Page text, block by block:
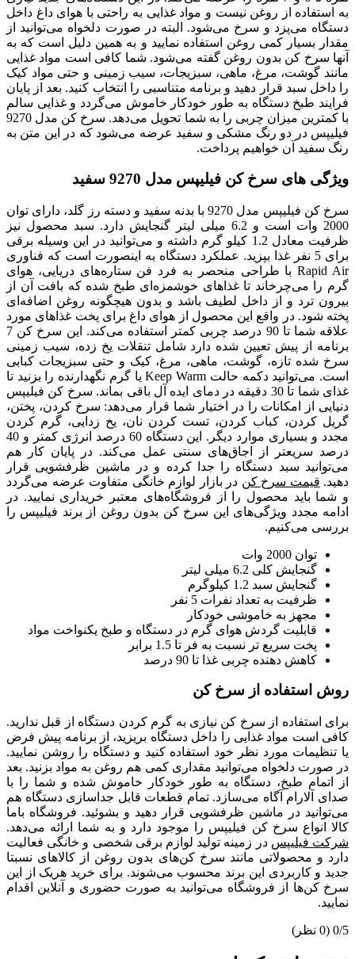
به استفاده از روغن نیست و مواد غذایی به راحتی با هوای داغ داخل
دستگاه می‌پزد و سرخ می‌شود. البته در صورت دلخواه می‌توانید از
مقدار بسیار کمی روغن استفاده نمایید و به همین دلیل است که به
آنها سرخ کن بدون روغن گفته می‌شود. شما کافی است مواد غذایی
مانند گوشت، مرغ، ماهی، سبزیجات، سیب زمینی و حتی مواد کیک
را داخل سبد قرار دهید و برنامه متناسبی را انتخاب کنید. بعد از پایان
فرایند طبخ دستگاه به طور خودکار خاموش می‌گردد و غذایی سالم
با کمترین میزان چربی را به شما تحویل می‌دهد. سرخ کن مدل 9270
فیلیپس در دو رنگ مشکی و سفید عرضه می‌شود که در این متن به
رنگ سفید آن خواهیم پرداخت.
ویژگی های سرخ کن فیلیپس مدل 9270 سفید
سرخ کن فیلیپس مدل 9270 با بدنه سفید و دسته رز گلد، دارای توان
2000 وات است و 6.2 میلی لیتر گنجایش دارد. سبد محصول نیز
ظرفیت معادل 1.2 کیلو گرم داشته و می‌توانید در این وسیله برقی
برای 5 نفر غذا بپزید. عملکرد دستگاه به اینصورت است که فناوری
Rapid Air با طراحی منحصر به‌ فرد فن ستاره‌های دریایی، هوای
گرم را می‌چرخاند تا غذاهای خوشمزه‌ای طبخ شده که بافت آن از
بیرون ترد و از داخل لطیف باشد و بدون هیچگونه روغن اضافه‌ای
پخته شود. در واقع این محصول از هوای داغ برای پخت غذاهای مورد
علاقه شما تا 90 درصد چربی کمتر استفاده می‌کند. این سرخ کن 7
برنامه از پیش تعیین شده دارد شامل تنقلات یخ زده، سیب زمینی
سرخ شده تازه، گوشت، ماهی، مرغ، کیک و حتی سبزیجات کبابی
است. می‌توانید دکمه حالت Keep Warm یا گرم نگهدارنده را بزنید تا
غذای شما تا 30 دقیقه در دمای ایده آل باقی بماند. سرخ کن فیلیپس
دنیایی از امکانات را در اختیار شما قرار می‌دهد: سرخ کردن، پختن،
گریل کردن، کباب کردن، تست کردن نان، یخ زدایی، گرم کردن
مجدد و بسیاری موارد دیگر. این دستگاه 60 درصد انرژی کمتر و 40
درصد سریعتر از اجاق‌های سنتی عمل می‌کند. در پایان کار هم
می‌توانید سبد دستگاه را جدا کرده و در ماشین ظرفشویی قرار
دهید. قیمت سرخ کن در بازار لوازم خانگی متفاوت عرضه می‌گردد
و شما باید محصول را از فروشگاه‌های معتبر خریداری نمایید. در
ادامه مجدد ویژگی‌های این سرخ کن بدون روغن از برند فیلیپس را
بررسی می‌کنیم.
توان 2000 وات
گنجایش کلی 6.2 میلی لیتر
گنجایش سبد 1.2 کیلوگرم
ظرفیت به تعداد نفرات 5 نفر
مجهز به خاموشی خودکار
قابلیت گردش هوای گرم در دستگاه و طبخ یکنواخت مواد
پخت سریع تر نسبت به فر تا 1.5 برابر
کاهش دهنده چربی غذا تا 90 درصد
روش استفاده از سرخ کن
برای استفاده از سرخ کن نیازی به گرم کردن دستگاه از قبل ندارید.
کافی است مواد غذایی را داخل دستگاه بریزید، از برنامه پیش فرض
یا تنظیمات مورد نظر خود استفاده کنید و دستگاه را روشن نمایید.
در صورت دلخواه می‌توانید مقداری کمی هم روغن به مواد بزنید. بعد
از اتمام طبخ، دستگاه به طور خودکار خاموش شده و شما را با
صدای آلارام آگاه می‌سازد. تمام قطعات قابل جداسازی دستگاه هم
می‌توانید در ماشین ظرفشویی قرار دهید و بشوئید. فروشگاه باما
کالا انواع سرخ کن فیلیپس را موجود دارد و به شما ارائه می‌دهد.
شرکت فیلیپس در زمینه تولید لوازم برقی شخصی و خانگی فعالیت
دارد و محصولاتی مانند سرخ کن‌های بدون روغن از کالاهای نسبتا
جدید و کاربردی این برند محسوب می‌شوند. برای خرید هریک از این
سرخ کن‌ها از فروشگاه می‌توانید به صورت حضوری و آنلاین اقدام
نمایید.
0/5 (0 نظر)